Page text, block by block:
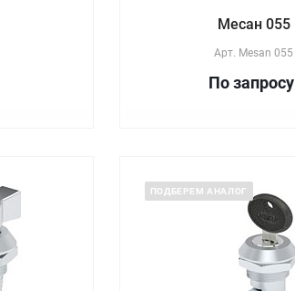
Месан 055
Арт. Mesan 055
По запросу
ПОДБЕРЕМ АНАЛОГ